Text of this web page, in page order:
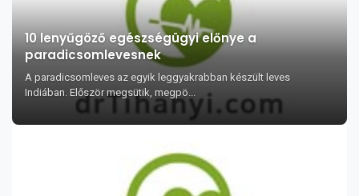
10 lenyűgöző egészségügyi előnye a
paradicsomlevesnek
A paradicsomleves az egyik leggyakrabban készült leves
Indiában. Először megsütik, megpö...